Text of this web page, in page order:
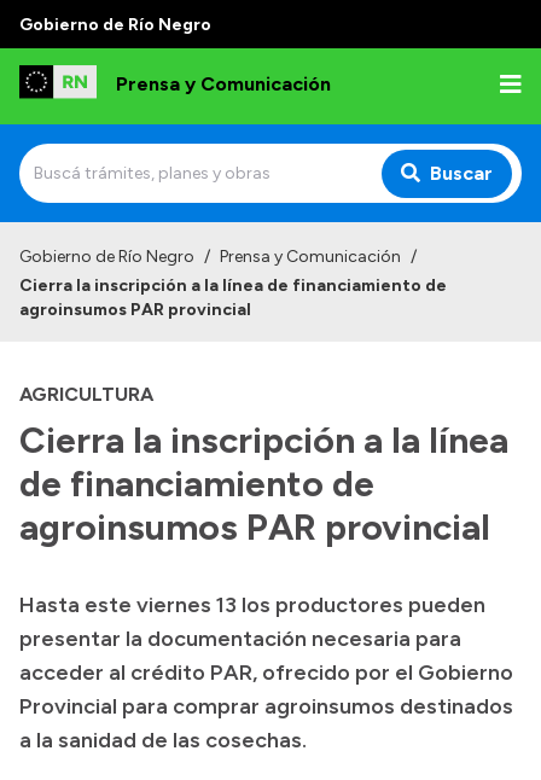
Gobierno de Río Negro
Prensa y Comunicación
Buscar
Institucional
Referentes de prensa
Archivo de noticias
Transparencia
Boletín Oficial
Compras y licitaciones
Consulta de expedientes
Consulta de pago a proveedores
Gobierno de Río Negro / Prensa y Comunicación /
Cierra la inscripción a la línea de financiamiento de
agroinsumos PAR provincial
AGRICULTURA
Cierra la inscripción a la línea
de financiamiento de
agroinsumos PAR provincial
Hasta este viernes 13 los productores pueden
presentar la documentación necesaria para
acceder al crédito PAR, ofrecido por el Gobierno
Provincial para comprar agroinsumos destinados
a la sanidad de las cosechas.